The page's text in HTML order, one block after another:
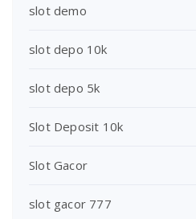
slot demo
slot depo 10k
slot depo 5k
Slot Deposit 10k
Slot Gacor
slot gacor 777